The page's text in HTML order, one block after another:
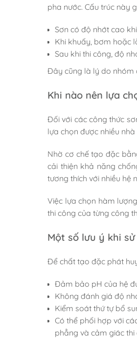
pha nước. Cấu trúc này
Sơn có độ nhớt cao
Khi khuấy, bơm hoặc
Sau khi thi công, độ
Đây cũng là lý do nhóm
Khi nào nên lựa
Đối với các công thức
lựa chọn được nhiều
Nhờ cơ chế tạo đặc
cải thiện khả năng
tương thích với nhiều hệ
Việc lựa chọn hàm
thi công của từng công
Một số lưu ý khi
Để chất tạo đặc phát
Đảm bảo pH của hệ
Không đánh giá độ
Kiểm soát thứ tự bổ
Có thể phối hợp với
phẳng và cảm giác thi